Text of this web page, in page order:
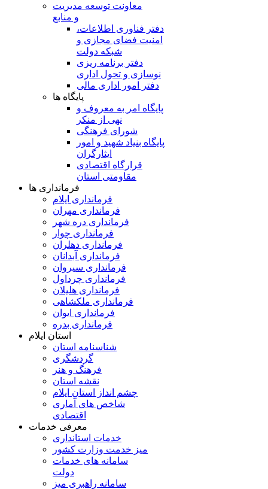
معاونت توسعه مدیریت
و منابع
دفتر فناوری اطلاعات،
امنیت فضای مجازی و
شبکه دولت
دفتر برنامه ریزی
نوسازی و تحول اداری
دفتر امور اداری مالی
پایگاه ها
پایگاه امر به معروف و
نهی از منکر
شورای فرهنگی
پایگاه بنیاد شهید و امور
ایثارگران
قرارگاه اقتصادی
مقاومتی استان
فرمانداری ها
فرمانداری ایلام
فرمانداری مهران
فرمانداری دره شهر
فرمانداری چوار
فرمانداری دهلران
فرمانداری آبدانان
فرمانداری سیروان
فرمانداری چرداول
فرمانداری هلیلان
فرمانداری ملکشاهی
فرمانداری ایوان
فرمانداری بدره
استان ایلام
شناسنامه استان
گردشگری
فرهنگ و هنر
نقشه استان
چشم انداز استان ایلام
شاخص های آماری
اقتصادی
معرفی خدمات
خدمات استانداری
میز خدمت وزارت کشور
سامانه های خدمات
دولت
سامانه راهبری میز